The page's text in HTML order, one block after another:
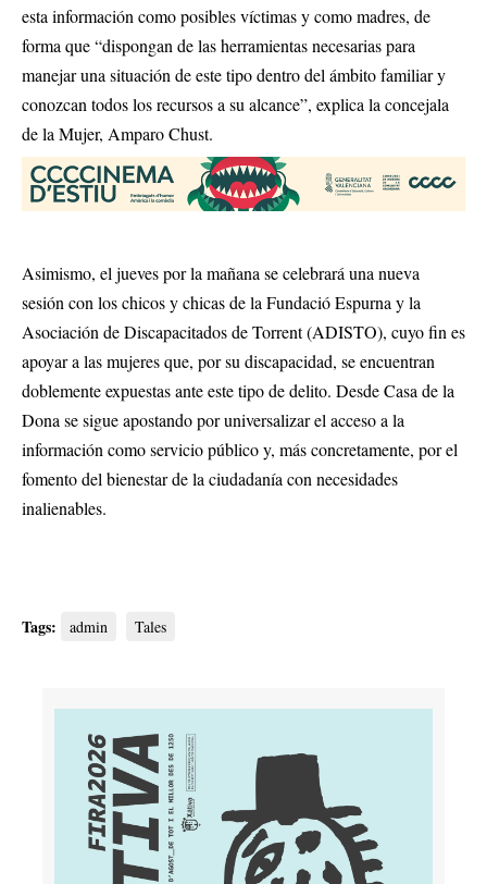
esta información como posibles víctimas y como madres, de
forma que “dispongan de las herramientas necesarias para
manejar una situación de este tipo dentro del ámbito familiar y
conozcan todos los recursos a su alcance”, explica la concejala
de la Mujer, Amparo Chust.
Asimismo, el jueves por la mañana se celebrará una nueva
sesión con los chicos y chicas de la Fundació Espurna y la
Asociación de Discapacitados de Torrent (ADISTO), cuyo fin es
apoyar a las mujeres que, por su discapacidad, se encuentran
doblemente expuestas ante este tipo de delito. Desde Casa de la
Dona se sigue apostando por universalizar el acceso a la
información como servicio público y, más concretamente, por el
fomento del bienestar de la ciudadanía con necesidades
inalienables.
Tags: admin Tales